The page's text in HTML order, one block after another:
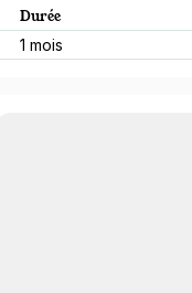
Durée
1 mois